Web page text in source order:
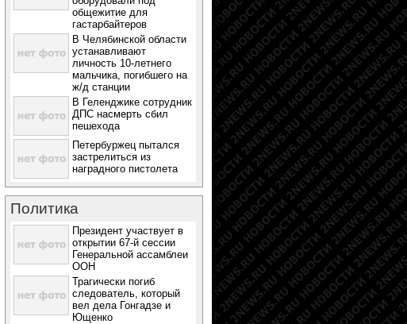
общежитие для
гастарбайтеров
В Челябинской области
устанавливают
личность 10-летнего
мальчика, погибшего на
ж/д станции
В Геленджике сотрудник
ДПС насмерть сбил
пешехода
Петербуржец пытался
застрелиться из
наградного пистолета
Политика
Президент участвует в
открытии 67-й сессии
Генеральной ассамблеи
ООН
Трагически погиб
следователь, который
вел дела Гонгадзе и
Ющенко